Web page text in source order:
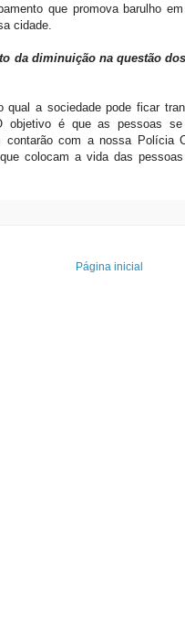
que promova barulho
cidade.
da diminuição na questão
qual a sociedade pode ficar
é que as pessoas
com a nossa Polícia
colocam a vida das
Página inicial